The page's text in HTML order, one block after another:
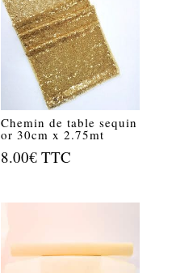
Chemin de table sequin
or 30cm x 2.75mt
8.00€ TTC